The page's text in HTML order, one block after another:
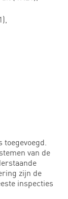
van de
zijn de
inspecties